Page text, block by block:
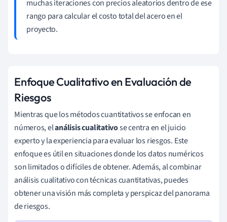
muchas iteraciones con precios aleatorios dentro de ese
rango para calcular el costo total del acero en el
proyecto.
Enfoque Cualitativo en Evaluación de
Riesgos
Mientras que los métodos cuantitativos se enfocan en
números, elanálisis cualitativose centra en el juicio
experto y la experiencia para evaluar los riesgos. Este
enfoque es útil en situaciones donde los datos numéricos
son limitados o difíciles de obtener. Además, al combinar
análisis cualitativo con técnicas cuantitativas, puedes
obtener una visión más completa y perspicaz del panorama
de riesgos.